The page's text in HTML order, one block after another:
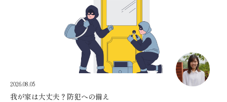
2026.08.05
我が家は大丈夫？防犯への備え